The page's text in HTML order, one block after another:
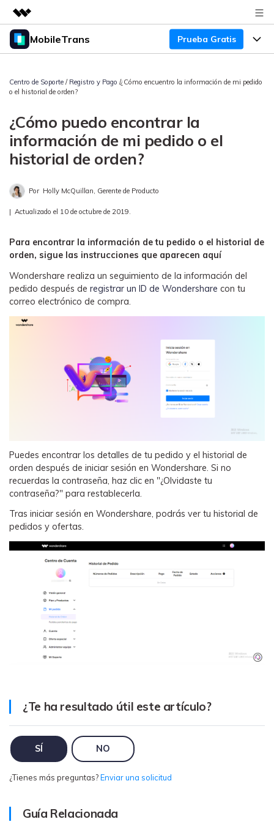
Productos destacados
Utilidades
Resumen
Sala de prensa
Tienda
Soporte
MobileTrans Prueba Gratis
Transferencia de WhatsApp
Pasa datos de WhatsApp de
Android a iPhone o viceversa. Hace
WhatsApp y más apps sociales.
Realiza y restaura copias de
seguridad de más de 18 tipos de
datos, incluyendo los datos de
WhatsApp.
Transferencia de Datos de un
Transfiere contactos, fotos, música,
videos, SMS y otros tipos de
archivos de un teléfono a otro y a la
PC.
Mutsapper (Alias: Wutsapper)
Transfiere datos de WhatsApp y
valores de fábrica.
MobileTrans App
Transfiere datos del teléfono, de
WhatsApp y archivos entre dispositivos
Precios para Windows
Precios para Mac
Precios para Empresas
Soporte
Guía de Usuario
Preguntas Frecuentes
Sobre Nosotros
Blog
Tendencias
Tendencias
Concursos y eventos Descargar
Centro de Soporte / Registro y Pago /¿Cómo encuentro la información de mi pedido
o el historial de orden?
¿Cómo puedo encontrar la
información de mi pedido o el
historial de orden?
Por Holly McQuillan, Gerente de Producto
| Actualizado el 10 de octubre de 2019.
Para encontrar la información de tu pedido o el historial de
orden, sigue las instrucciones que aparecen aquí
Wondershare realiza un seguimiento de la información del
pedido después de registrar un ID de Wondershare con tu
correo electrónico de compra.
Puedes encontrar los detalles de tu pedido y el historial de
orden después de iniciar sesión en Wondershare. Si no
recuerdas la contraseña, haz clic en "¿Olvidaste tu
contraseña?" para restablecerla.
Tras iniciar sesión en Wondershare, podrás ver tu historial de
pedidos y ofertas.
¿Te ha resultado útil este artículo?
SÍ NO
¿Tienes más preguntas?Enviar una solicitud
Guía Relacionada